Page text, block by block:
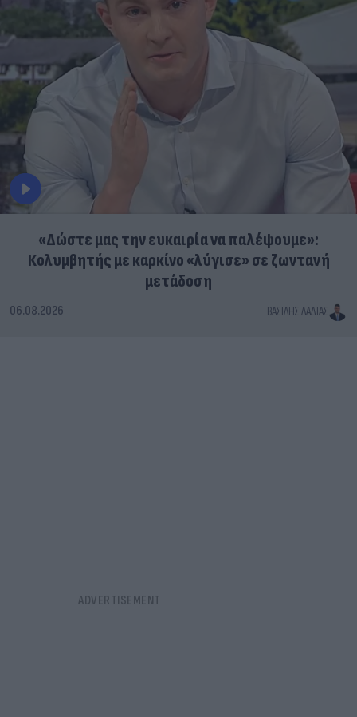
«Δώστε μας την ευκαιρία να παλέψουμε»:
Κολυμβητής με καρκίνο «λύγισε» σε ζωντανή
μετάδοση
06.08.2026 ΒΑΣΊΛΗΣ ΛΑΔΙΆΣ